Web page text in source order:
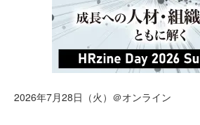
2026年7月28日（火）＠オンライン